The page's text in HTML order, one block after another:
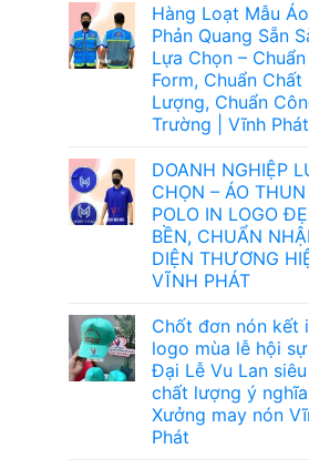
Hàng Loạt Mẫu
Phản Quang Sẵn
Lựa Chọn – Chuẩn
Form, Chuẩn Chất
Lượng, Chuẩn
Trường | Vĩnh Phát
DOANH NGHIỆP
CHỌN – ÁO THUN
POLO IN LOGO
BỀN, CHUẨN
DIỆN THƯƠNG
VĨNH PHÁT
Chốt đơn nón kết
logo mùa lễ hội
Đại Lễ Vu Lan
chất lượng ý nghĩa |
Xưởng may nón
Phát